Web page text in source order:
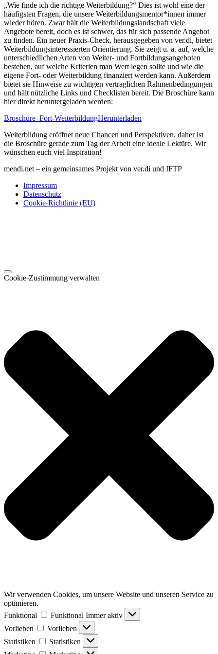
„Wie finde ich die richtige Weiterbildung?“ Dies ist wohl eine der
häufigsten Fragen, die unsere Weiterbildungsmentor*innen immer
wieder hören. Zwar hält die Weiterbildungslandschaft viele
Angebote bereit, doch es ist schwer, das für sich passende Angebot
zu finden. Ein neuer Praxis-Check, herausgegeben von ver.di, bietet
Weiterbildungsinteressierten Orientierung. Sie zeigt u. a. auf, welche
unterschiedlichen Arten von Weiter- und Fortbildungsangeboten
bestehen, auf welche Kriterien man Wert legen sollte und wie die
eigene Fort- oder Weiterbildung finanziert werden kann. Außerdem
bietet sie Hinweise zu wichtigen vertraglichen Rahmenbedingungen
und hält nützliche Links und Checklisten bereit. Die Broschüre kann
hier direkt heruntergeladen werden:
Broschüre_Fort-WeiterbildungHerunterladen
Weiterbildung eröffnet neue Chancen und Perspektiven, daher ist
die Broschüre gerade zum Tag der Arbeit eine ideale Lektüre. Wir
wünschen euch viel Inspiration!
mendi.net – ein gemeinsames Projekt von ver.di und IFTP
Impressum
Datenschutz
Cookie-Richtlinie (EU)
Cookie-Zustimmung verwalten
Wir verwenden Cookies, um unsere Website und unseren Service zu
optimieren.
Funktional
Funktional Immer aktiv
Vorlieben
Vorlieben
Statistiken
Statistiken